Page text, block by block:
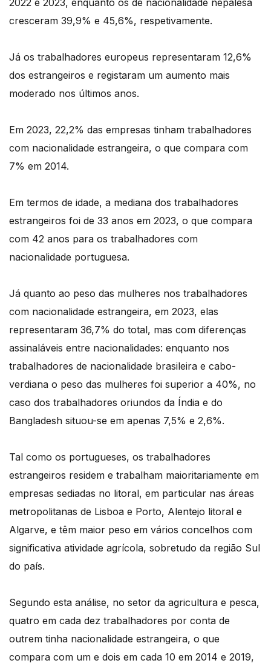
cresceram 39,9% e 45,6%, respetivamente.
Já os trabalhadores europeus representaram 12,6%
dos estrangeiros e registaram um aumento mais
moderado nos últimos anos.
Em 2023, 22,2% das empresas tinham trabalhadores
com nacionalidade estrangeira, o que compara com
7% em 2014.
Em termos de idade, a mediana dos trabalhadores
estrangeiros foi de 33 anos em 2023, o que compara
com 42 anos para os trabalhadores com
nacionalidade portuguesa.
Já quanto ao peso das mulheres nos trabalhadores
com nacionalidade estrangeira, em 2023, elas
representaram 36,7% do total, mas com diferenças
assinaláveis entre nacionalidades: enquanto nos
trabalhadores de nacionalidade brasileira e cabo-
verdiana o peso das mulheres foi superior a 40%, no
caso dos trabalhadores oriundos da Índia e do
Bangladesh situou-se em apenas 7,5% e 2,6%.
Tal como os portugueses, os trabalhadores
estrangeiros residem e trabalham maioritariamente em
empresas sediadas no litoral, em particular nas áreas
metropolitanas de Lisboa e Porto, Alentejo litoral e
Algarve, e têm maior peso em vários concelhos com
significativa atividade agrícola, sobretudo da região Sul
do país.
Segundo esta análise, no setor da agricultura e pesca,
quatro em cada dez trabalhadores por conta de
outrem tinha nacionalidade estrangeira, o que
compara com um e dois em cada 10 em 2014 e 2019,